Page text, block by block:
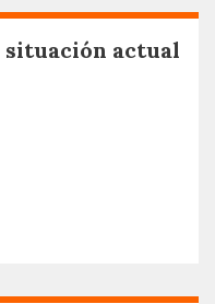
situación actual